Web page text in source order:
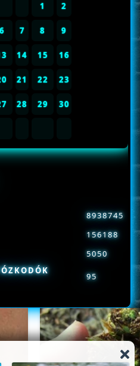
1 2
7 8 9
14 15 16
21 22 23
28 29 30
95
8938745
156188
5050